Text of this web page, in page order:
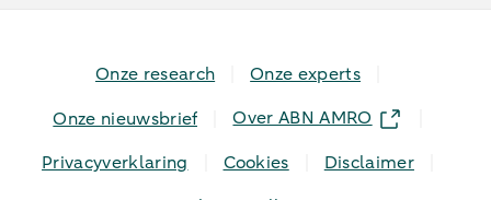
Onze research
Onze experts
Onze nieuwsbrief
Over ABN AMRO
Privacyverklaring
Cookies
Disclaimer